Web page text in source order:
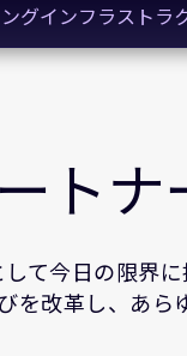
グインフラストラ
トナ
て今日の限界
を改革し、あら